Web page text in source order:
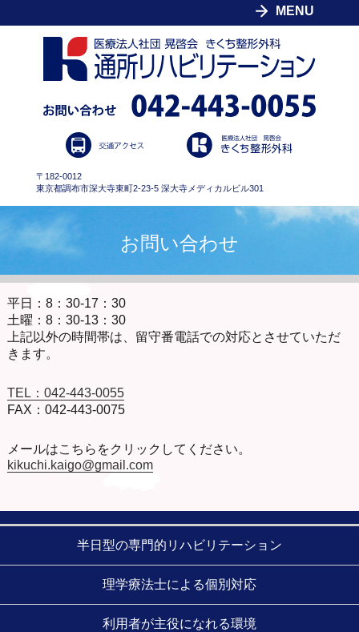
〒182-0012
東京都調布市深大寺東町2-23-5 深大寺メディカルビル301
MENU
お問い合わせ
平日：8：30-17：30
土曜：8：30-13：30
上記以外の時間帯は、留守番電話での対応とさせていただ
きます。
TEL：042-443-0055
FAX：042-443-0075
メールはこちらをクリックしてください。
kikuchi.kaigo@gmail.com
半日型の専門的リハビリテーション
理学療法士による個別対応
利用者が主役になれる環境